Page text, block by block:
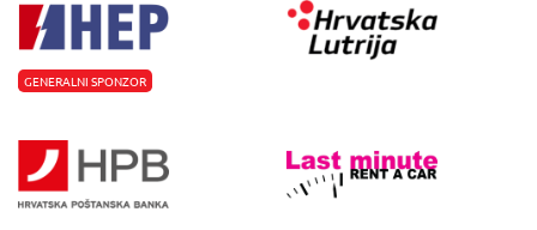
GENERALNI SPONZOR